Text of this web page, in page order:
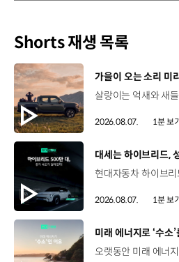
Shorts 재생 목록
[동영상]
가을이 오는 소리 미
2026.08.07. 1분 보기
[동영상]
대세는 하이브리드,
2026.08.07. 1분 보기
[동영상]
미래 에너지로 ‘수소